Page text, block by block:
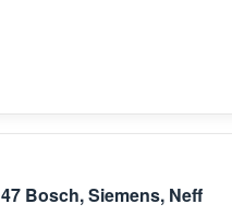
Bosch, Siemens, Neff